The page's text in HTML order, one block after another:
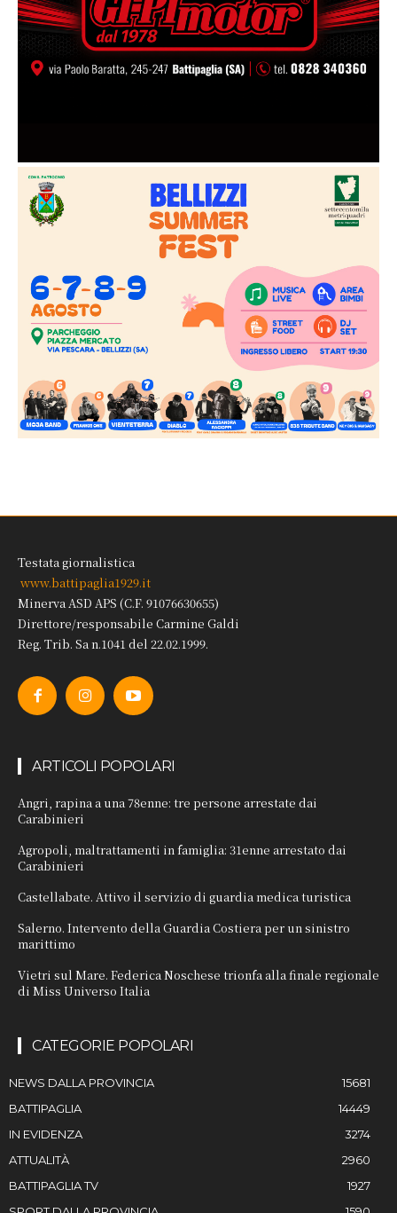
Testata giornalistica
www.battipaglia1929.it
Minerva ASD APS (C.F. 91076630655)
Direttore/responsabile Carmine Galdi
Reg. Trib. Sa n.1041 del 22.02.1999.
ARTICOLI POPOLARI
Angri, rapina a una 78enne: tre persone arrestate dai
Carabinieri
Agropoli, maltrattamenti in famiglia: 31enne arrestato dai
Carabinieri
Castellabate. Attivo il servizio di guardia medica turistica
Salerno. Intervento della Guardia Costiera per un sinistro
marittimo
Vietri sul Mare. Federica Noschese trionfa alla finale regionale
di Miss Universo Italia
CATEGORIE POPOLARI
NEWS DALLA PROVINCIA
15681
BATTIPAGLIA
14449
IN EVIDENZA
3274
ATTUALITÀ
2960
BATTIPAGLIA TV
1927